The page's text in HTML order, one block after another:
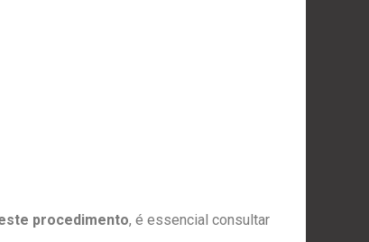
procedimento, é essencial consultar